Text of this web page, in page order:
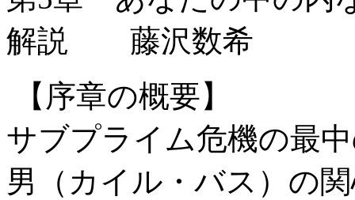
解説 藤沢数希
【序章の概要】
サブプライム危機の最
男（カイル・バス）の